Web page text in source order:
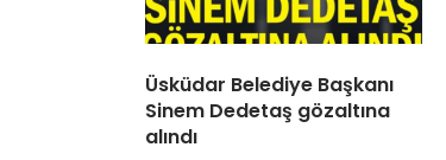
Üsküdar Belediye Başkanı
Sinem Dedetaş gözaltına
alındı